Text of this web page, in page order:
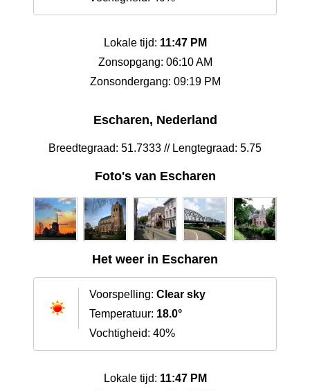
Lokale tijd: 11:47 PM
Zonsopgang: 06:10 AM
Zonsondergang: 09:19 PM
Escharen, Nederland
Breedtegraad: 51.7333 // Lengtegraad: 5.75
Foto's van Escharen
Het weer in Escharen
Voorspelling: Clear sky
Temperatuur: 18.0°
Vochtigheid: 40%
Lokale tijd: 11:47 PM